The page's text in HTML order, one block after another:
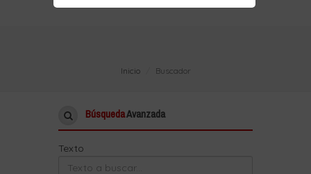
Inicio Buscador
BúsquedaAvanzada
Texto